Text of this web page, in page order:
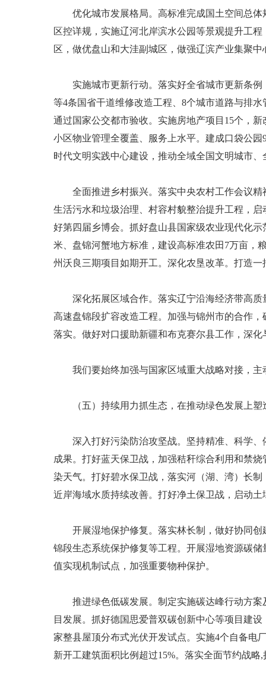
优化城市发展格局。高标准完成国土空间总体
区控详规，实施辽河北岸滨水公园等景观提升工
区，做优盘山和大洼副城区，做强辽滨产业集聚中
实施城市更新行动。落实好全省城市更新条例
等4条国省干道维修改造工程、8个城市道路与排
通过国家公交都市验收。实施房地产项目15个，
小区物业管理全覆盖、服务上水平。建成口袋公
时代文明实践中心建设，推动全域全国文明城市
全面推进乡村振兴。落实中央农村工作会议精
生活污水和垃圾治理、村容村貌整治提升工程，
好第四届乡博会。抓好盘山县国家级农业现代化
米、盘锦河蟹地方标准，建设高标准农田7万亩，
州沃良三期项目如期开工。深化农垦改革。打造
深化拓展区域合作。落实辽宁沿海经济带高质
高速盘锦段扩容改造工程。加强与锦州市的合作
落实。做好对口援助新疆和布克赛尔县工作，深化
我们要始终加强与国家区域重大战略对接，主
（五）持续用力抓生态，在推动绿色发展上塑
深入打好污染防治攻坚战。坚持精准、科学、
成果。打好蓝天保卫战，加强秸秆综合利用和禁
染天气。打好碧水保卫战，落实河（湖、湾）长
近岸海域水质持续改善。打好净土保卫战，启动土
开展湿地保护修复。落实林长制，做好协同创
锦段生态系统保护修复等工程。开展湿地资源碳
值实现机制试点，加强重要物种保护。
推进绿色低碳发展。制定实施碳达峰行动方案
目发展。抓好德国思爱普双碳创新中心等项目建
家整县屋顶分布式光伏开发试点。实施4个自备电
新开工建筑面积比例超过15%。落实全面节约战